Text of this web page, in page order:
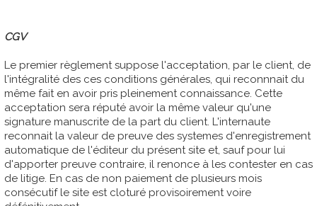
CGV
Le premier règlement suppose l'acceptation, par le client, de
l'intégralité des ces conditions générales, qui reconnnait du
même fait en avoir pris pleinement connaissance. Cette
acceptation sera réputé avoir la même valeur qu'une
signature manuscrite de la part du client. L'internaute
reconnait la valeur de preuve des systemes d'enregistrement
automatique de l'éditeur du présent site et, sauf pour lui
d'apporter preuve contraire, il renonce à les contester en cas
de litige. En cas de non paiement de plusieurs mois
consécutif le site est cloturé provisoirement voire